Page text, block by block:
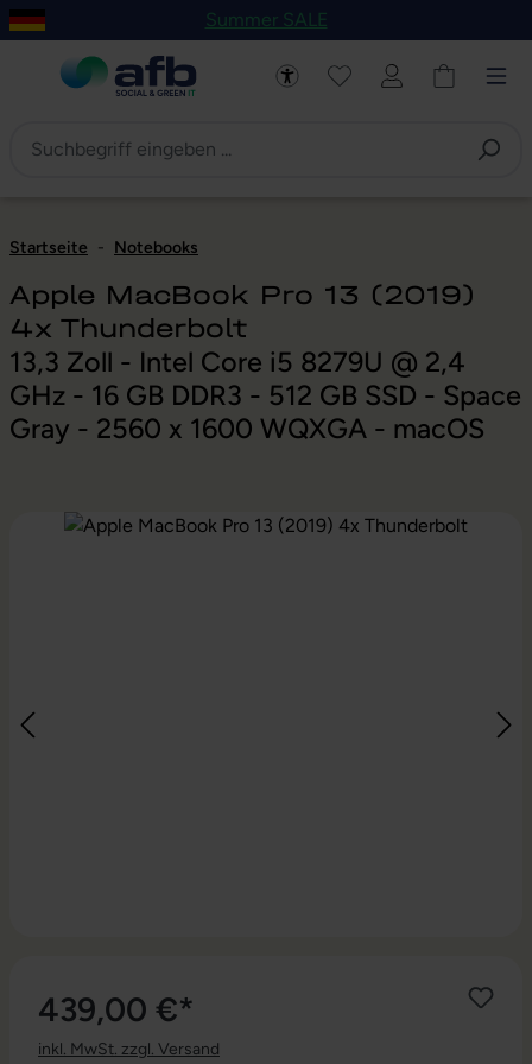
Hauptinhalt springen
Zur Navigation der B2B-Plattform springen
Summer SALE
Startseite - Notebooks
Apple MacBook Pro 13 (2019)
4x Thunderbolt
13,3 Zoll - Intel Core i5 8279U @ 2,4
GHz - 16 GB DDR3 - 512 GB SSD - Space
Gray - 2560 x 1600 WQXGA - macOS
Bildergalerie überspringen
439,00 €*
inkl. MwSt. zzgl. Versand